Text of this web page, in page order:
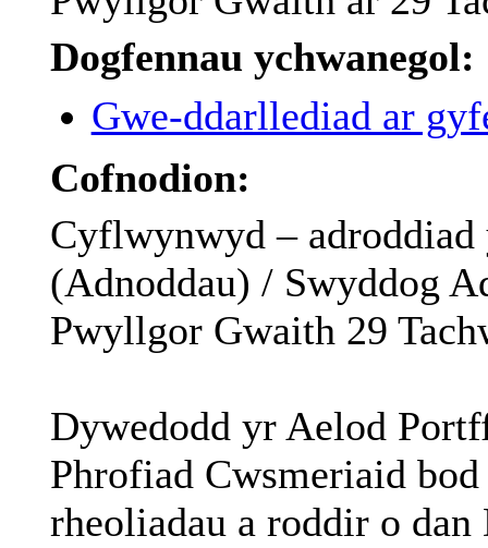
Dogfennau ychwanegol:
Gwe-ddarllediad ar
Cofnodion:
Cyflwynwyd –
(Adnoddau) / Swyddog
Pwyllgor Gwaith 29
Dywedodd yr Aelod
Phrofiad Cwsmeriaid
rheoliadau a roddir o